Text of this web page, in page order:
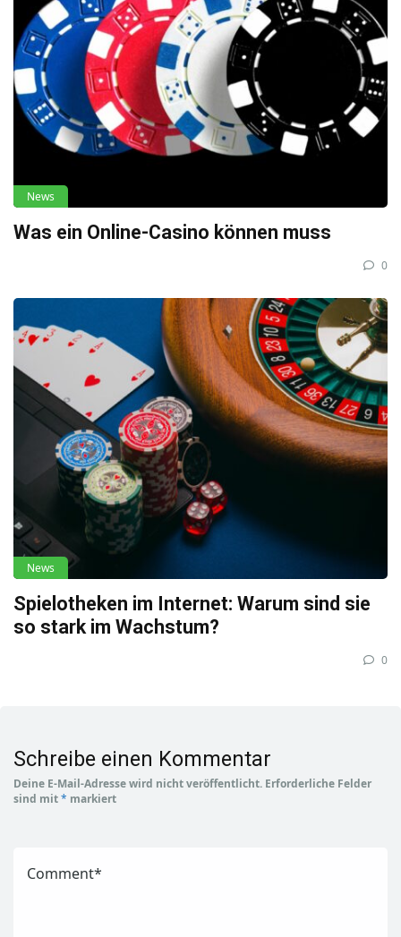
News
Was ein Online-Casino können muss
0
News
Spielotheken im Internet: Warum sind sie
so stark im Wachstum?
0
Schreibe einen Kommentar
Deine E-Mail-Adresse wird nicht veröffentlicht. Erforderliche Felder
sind mit* markiert